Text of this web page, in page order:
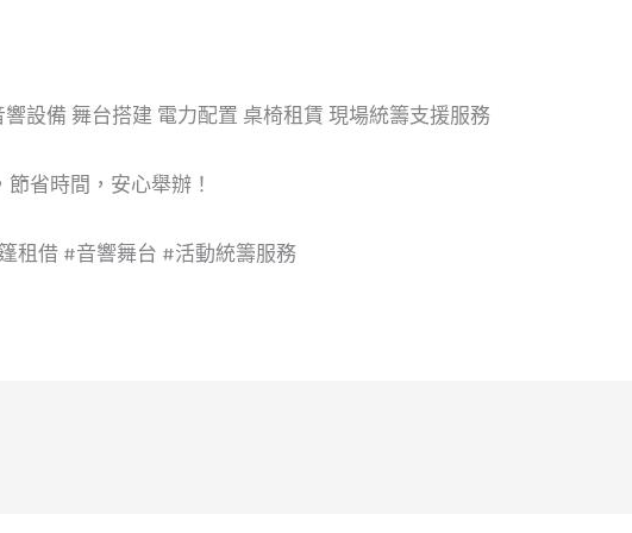
設備 舞台搭建 電力配置 桌椅租賃 現場統籌支援服務
省時間，安心舉辦！
租借 #音響舞台 #活動統籌服務